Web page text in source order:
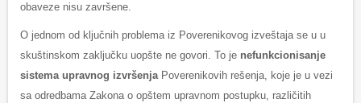
obaveze nisu završene.
O jednom od ključnih problema iz Poverenikovog izveštaja se u u
skuštinskom zaključku uopšte ne govori. To je nefunkcionisanje
sistema upravnog izvršenjaPoverenikovih rešenja, koje je u vezi
sa odredbama Zakona o opštem upravnom postupku, različitih